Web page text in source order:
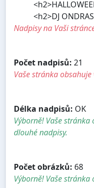
<h2>DJ
Nadpisy na Vaši
Počet nadpisů: 21
Vaše stránka
Délka nadpisů: OK
Výborně! Vaše
dlouhé nadpisy.
Počet obrázků: 68
Výborně! Vaše stránka